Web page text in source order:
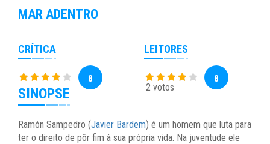
MAR ADENTRO
CRÍTICA
8
LEITORES
2 votos
8
SINOPSE
Ramón Sampedro (Javier Bardem) é um homem que luta para
ter o direito de pôr fim à sua própria vida. Na juventude ele